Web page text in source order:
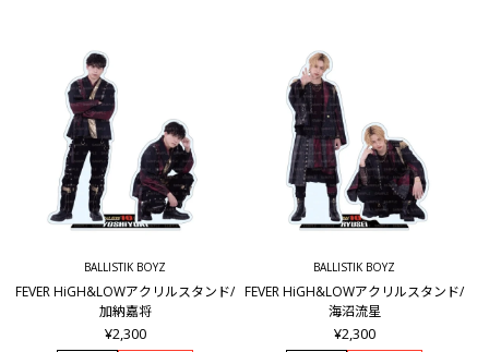
BALLISTIK BOYZ
FEVER HiGH&LOWアクリルスタンド/
加納嘉将
¥2,300
BALLISTIK BOYZ
FEVER HiGH&LOWアクリルスタンド/
海沼流星
¥2,300